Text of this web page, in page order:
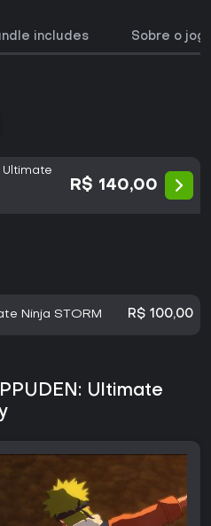
includes Sobre o
Ultimate
R$ 140,00
Ninja STORM R$ 100,00
Ultimate